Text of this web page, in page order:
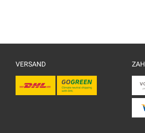
VERSAND